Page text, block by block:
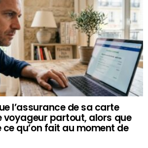
l’assurance de sa carte
voyageur partout, alors que
qu’on fait au moment de